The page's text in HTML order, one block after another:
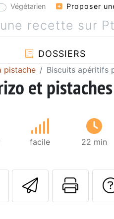
Végétarien Proposer
DOSSIERS
pistache Biscuits apéritifs
et pistaches
facile 22 min
Envoyer